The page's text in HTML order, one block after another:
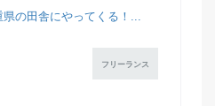
県の田舎にやってくる！...
フリーランス